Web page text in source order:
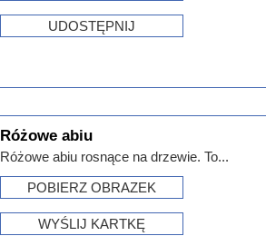
UDOSTĘPNIJ
Różowe abiu
Różowe abiu rosnące na drzewie. To...
POBIERZ OBRAZEK
WYŚLIJ KARTKĘ